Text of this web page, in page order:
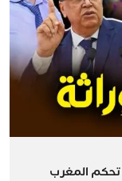
تحكم المغرب